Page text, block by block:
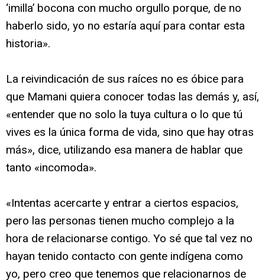
‘imilla’ bocona con mucho orgullo porque, de no
haberlo sido, yo no estaría aquí para contar esta
historia».
La reivindicación de sus raíces no es óbice para
que Mamani quiera conocer todas las demás y, así,
«entender que no solo la tuya cultura o lo que tú
vives es la única forma de vida, sino que hay otras
más», dice, utilizando esa manera de hablar que
tanto «incomoda».
«Intentas acercarte y entrar a ciertos espacios,
pero las personas tienen mucho complejo a la
hora de relacionarse contigo. Yo sé que tal vez no
hayan tenido contacto con gente indígena como
yo, pero creo que tenemos que relacionarnos de